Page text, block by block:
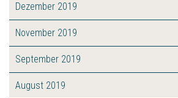
Dezember 2019
November 2019
September 2019
August 2019